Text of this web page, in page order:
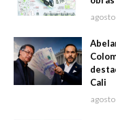
Cali